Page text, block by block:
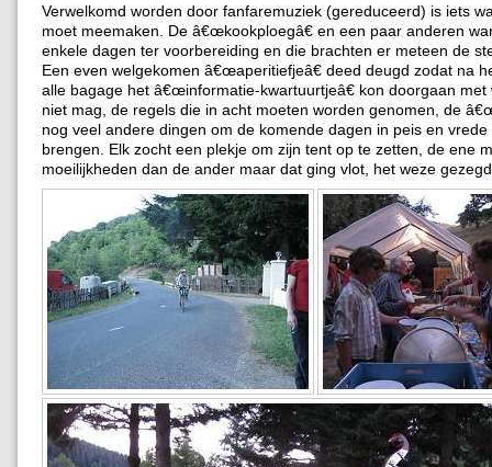
Verwelkomd worden door fanfaremuziek (gereduceerd) is iets
moet meemaken. De â€œkookploegâ€ en een paar anderen
enkele dagen ter voorbereiding en die brachten er meteen de
Een even welgekomen â€œaperitiefjeâ€ deed deugd zodat na
alle bagage het â€œinformatie-kwartuurtjeâ€ kon doorgaan met
niet mag, de regels die in acht moeten worden genomen, de
nog veel andere dingen om de komende dagen in peis en vrede
brengen. Elk zocht een plekje om zijn tent op te zetten, de ene
moeilijkheden dan de ander maar dat ging vlot, het weze